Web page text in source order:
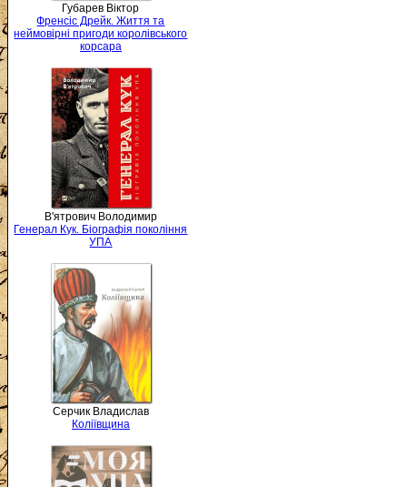
Губарев Віктор
Френсіс Дрейк. Життя та
неймовірні пригоди королівського
корсара
В'ятрович Володимир
Генерал Кук. Біографія покоління
УПА
Серчик Владислав
Коліївщина